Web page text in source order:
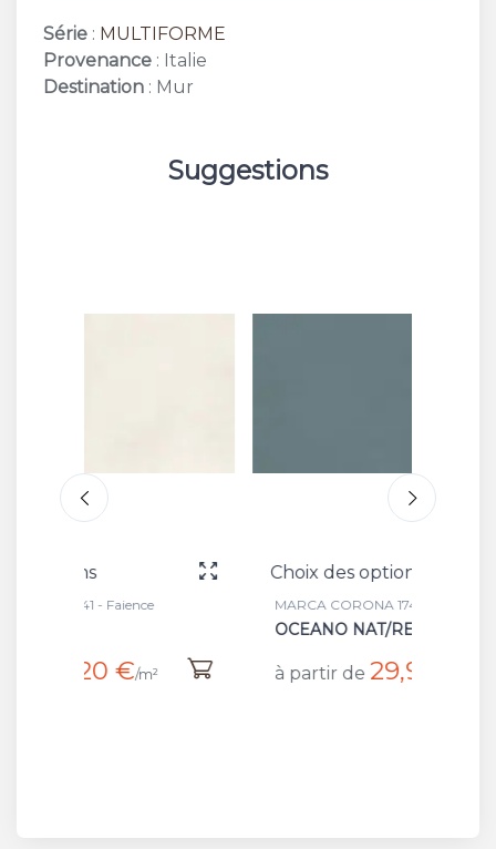
Série : MULTIFORME
Provenance : Italie
Destination : Mur
Suggestions
Choix des options
MARCA CORONA 1741 - Faience
à partir de 29,90 €/m²